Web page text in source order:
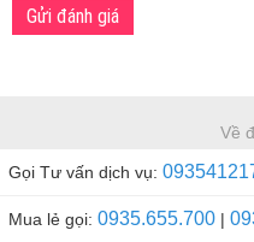
Gửi đánh giá
Về
Gọi Tư vấn dịch vụ:
Mua lẻ gọi: 0935.655.700 |